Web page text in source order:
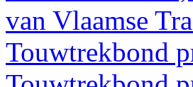
van Vlaamse
Touwtrekbond